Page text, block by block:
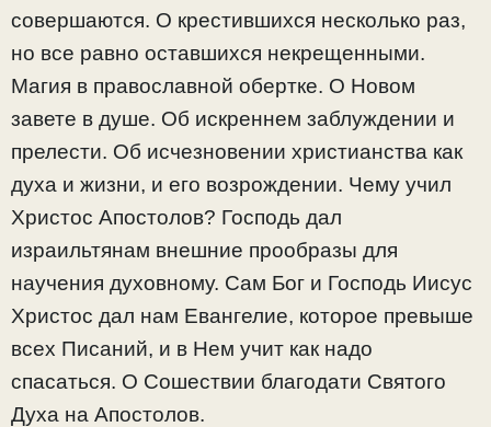
совершаются. О крестившихся несколько раз,
но все равно оставшихся некрещенными.
Магия в православной обертке. О Новом
завете в душе. Об искреннем заблуждении и
прелести. Об исчезновении христианства как
духа и жизни, и его возрождении. Чему учил
Христос Апостолов? Господь дал
израильтянам внешние прообразы для
научения духовному. Сам Бог и Господь Иисус
Христос дал нам Евангелие, которое превыше
всех Писаний, и в Нем учит как надо
спасаться. О Сошествии благодати Святого
Духа на Апостолов.